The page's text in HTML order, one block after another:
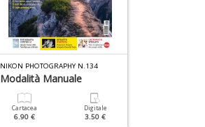
NIKON PHOTOGRAPHY N.134
Modalità Manuale
Cartacea
6.90 €
Digitale
3.50 €